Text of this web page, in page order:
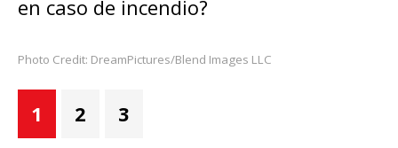
en caso de incendio?
Photo Credit: DreamPictures/Blend Images LLC
1 2 3